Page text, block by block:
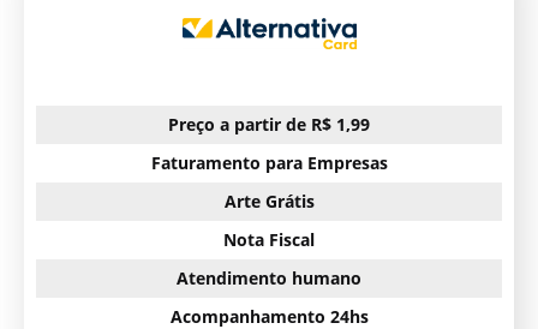
Preço a partir de R$ 1,99
Faturamento para Empresas
Arte Grátis
Nota Fiscal
Atendimento humano
Acompanhamento 24hs